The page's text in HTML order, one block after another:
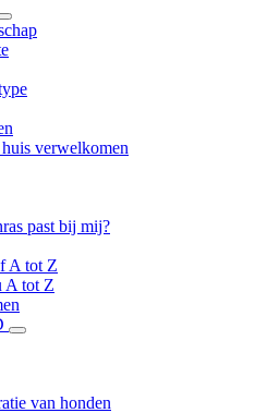
verwelkomen
past bij mij?
A tot Z
A tot Z
van honden